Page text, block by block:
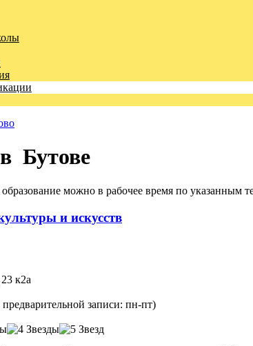
Бутове
можно в рабочее время по указанным
и искусств
к2а
записи: пн-пт)